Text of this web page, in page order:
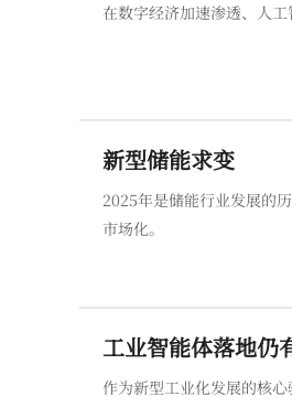
在数字经济加速渗透、人
新型储能求变
2025年是储能行业发展的
市场化。
工业智能体落地
作为新型工业化发展的核